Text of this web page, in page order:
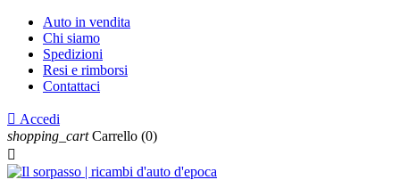
Auto in vendita
Chi siamo
Spedizioni
Resi e rimborsi
Contattaci
 Accedi
shopping_cart Carrello (0)
